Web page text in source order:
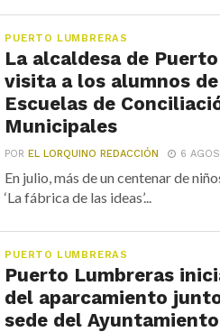
PUERTO LUMBRERAS
La alcaldesa de
visita a los alumnos
Escuelas de
Municipales
POREL LORQUINO REDACCIÓN 6
En julio, más de un centenar de
‘La fábrica de las ideas’...
PUERTO LUMBRERAS
Puerto Lumbreras
del aparcamiento
sede del Ayuntamiento